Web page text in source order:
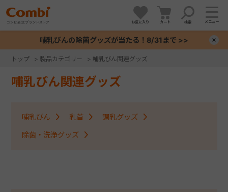
お気に入り カート 検索 メニュー
哺乳びんの除菌グッズが当たる！8/31まで >>
トップ > 製品カテゴリー > 哺乳びん関連グッズ
哺乳びん関連グッズ
哺乳びん 乳首 調乳グッズ
除菌・洗浄グッズ